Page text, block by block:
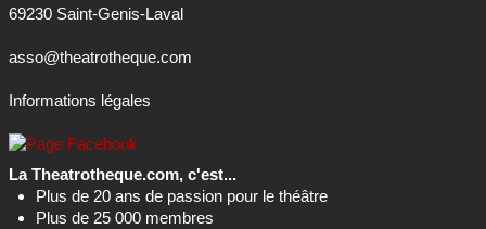
69230 Saint-Genis-Laval
asso@theatrotheque.com
Informations légales
La Theatrotheque.com, c'est...
Plus de 20 ans de passion pour le théâtre
Plus de 25 000 membres